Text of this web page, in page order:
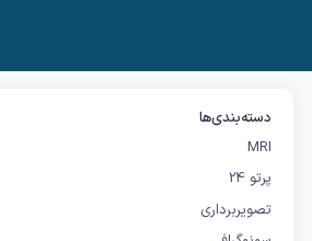
دسته‌بندی‌ها
MRI
پرتو 24
تصویربرداری